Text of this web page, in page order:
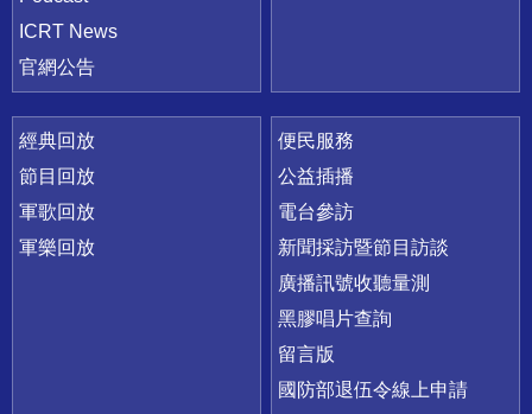
ICRT News
官網公告
經典回放
節目回放
軍歌回放
軍樂回放
便民服務
公益插播
電台參訪
新聞採訪暨節目訪談
廣播訊號收聽量測
黑膠唱片查詢
留言版
國防部退伍令線上申請